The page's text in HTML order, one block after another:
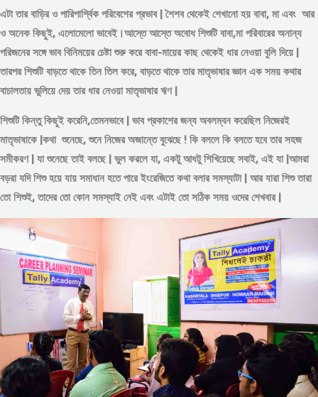
এটা তার বাড়ির ও পারিপার্শ্বিক পরিবেশের প্রভাব | শৈশব থেকেই শেখানো হয় বাবা, মা এবং আর
ও অনেক কিছুই, এলোমেলো ভাবেই।আস্তে আস্তে অবোধ শিশুটি বাবা,মা পরিবারের অনান্য
পরিজনের সঙ্গে ভাব বিনিময়ের চেষ্টা শুরু করে বাবা-মায়ের কাছ থেকেই ধার নেওয়া বুলি দিয়ে |
তারপর শিশুটি বাড়তে থাকে তিন তিল করে, বাড়তে থাকে তার মাতৃভাষার জ্ঞান এক সময় কথার
বাচালতায় ভুলিয়ে দেয় তার ধার নেওয়া মাতৃভাষার ঋণ |
শিশুটি কিন্তু কিছুই করেনি,তেমনভাবে | ভাব প্রকাশের জন্য অবলম্বন করেছিল নিজেরই
মাতৃভাষাকে |কথা শুনেছে, শুনে নিজের অজান্তে বুঝেছে ! কি বললে কি বলতে হবে তার সহজ
সমীকরণ | যা শুনেছে তাই বলছে | ভুল করলে যা, একটু আধটু শিখিয়েছে সবাই, এই যা |আমরা
বড়রা যদি শিশু হয়ে যায় সমাধান হতে পারে ইংরেজিতে কথা বলার সমস্যাটা | আর যারা শিশু তারা
তো শিশুই, তাদের তো কোন সমস্যাই নেই এবং এটাই তো সঠিক সময় ওদের শেখবার |